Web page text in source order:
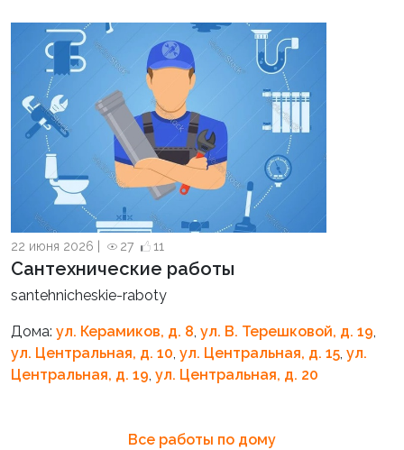
22 июня 2026 | 27 11
Сантехнические работы
santehnicheskie-raboty
Дома: ул. Керамиков, д. 8, ул. В. Терешковой, д. 19,
ул. Центральная, д. 10, ул. Центральная, д. 15, ул.
Центральная, д. 19, ул. Центральная, д. 20
Все работы по дому